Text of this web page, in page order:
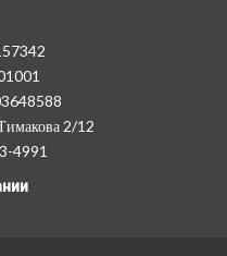
2/12
4991